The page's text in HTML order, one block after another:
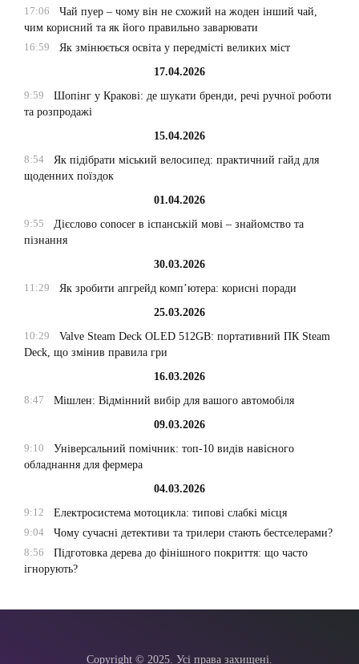
17:06
Чай пуер – чому він не схожий на жоден інший чай,
чим корисний та як його правильно заварювати
16:59
Як змінюється освіта у передмісті великих міст
17.04.2026
9:59
Шопінг у Кракові: де шукати бренди, речі ручної роботи
та розпродажі
15.04.2026
8:54
Як підібрати міський велосипед: практичний гайд для
щоденних поїздок
01.04.2026
9:55
Дієслово conocer в іспанській мові – знайомство та
пізнання
30.03.2026
11:29
Як зробити апгрейд комп’ютера: корисні поради
25.03.2026
10:29
Valve Steam Deck OLED 512GB: портативний ПК Steam
Deck, що змінив правила гри
16.03.2026
8:47
Мішлен: Відмінний вибір для вашого автомобіля
09.03.2026
9:10
Універсальний помічник: топ-10 видів навісного
обладнання для фермера
04.03.2026
9:12
Електросистема мотоцикла: типові слабкі місця
9:04
Чому сучасні детективи та трилери стають бестселерами?
8:56
Підготовка дерева до фінішного покриття: що часто
ігнорують?
Copyright © 2025. Усі права захищені.